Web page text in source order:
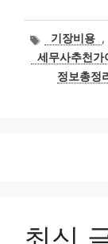
태
그
기장비용 ,
세무사추천가
정보총정